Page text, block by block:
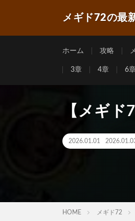
メギド72の最
ホーム 攻略
3章 4章 6
【メギ
2026.01.01
HOME メギド72